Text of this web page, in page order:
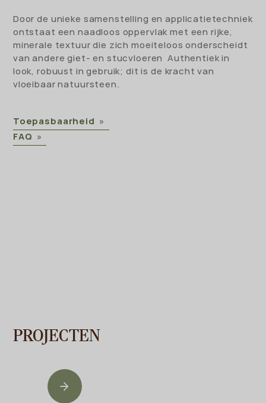
Door de unieke samenstelling en applicatietechniek
ontstaat een naadloos oppervlak met een rijke,
minerale textuur die zich moeiteloos onderscheidt
van andere giet- en stucvloeren Authentiek in
look, robuust in gebruik; dit is de kracht van
vloeibaar natuursteen.
Toepasbaarheid
FAQ
PROJECTEN
VORIGEVOLGENDE